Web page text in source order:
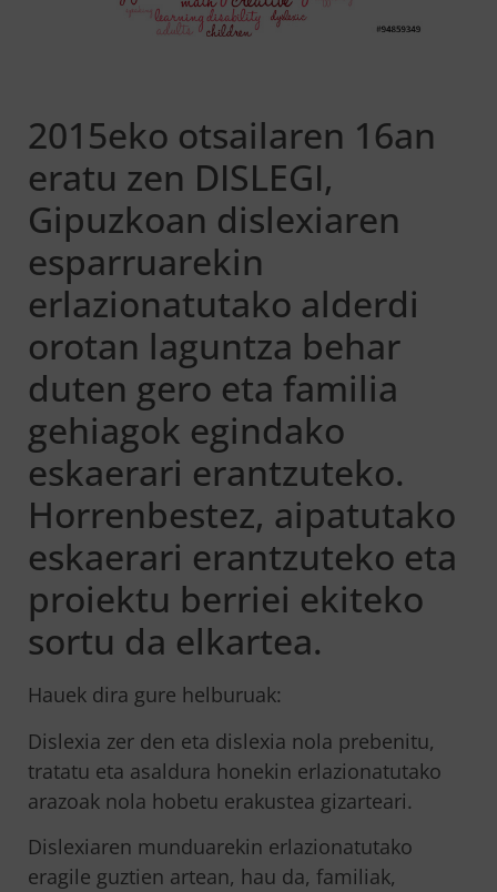
2015eko otsailaren 16an
eratu zen DISLEGI,
Gipuzkoan dislexiaren
esparruarekin
erlazionatutako alderdi
orotan laguntza behar
duten gero eta familia
gehiagok egindako
eskaerari erantzuteko.
Horrenbestez, aipatutako
eskaerari erantzuteko eta
proiektu berriei ekiteko
sortu da elkartea.
Hauek dira gure helburuak:
Dislexia zer den eta dislexia nola prebenitu,
tratatu eta asaldura honekin erlazionatutako
arazoak nola hobetu erakustea gizarteari.
Dislexiaren munduarekin erlazionatutako
eragile guztien artean, hau da, familiak,